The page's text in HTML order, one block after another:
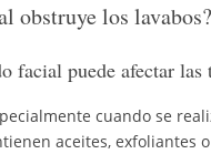
obstruye los lavabos?
facial puede afectar las
cuando se
aceites, exfoliantes